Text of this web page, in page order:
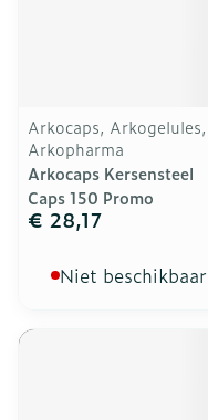
Arkocaps, Arkogelules,
Arkopharma
Arkocaps Kersensteel
Caps 150 Promo
€ 28,17
Niet beschikbaar